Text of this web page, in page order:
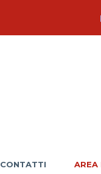
CONTATTI AREA